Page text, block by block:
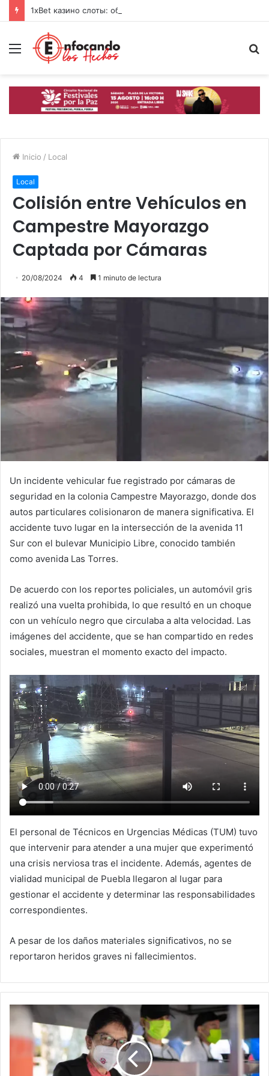
Menú
Inicio / Local
Local
Colisión entre Vehículos en
Campestre Mayorazgo
Captada por Cámaras
20/08/2024 4 1 minuto de lectura
Un incidente vehicular fue registrado por cámaras de
seguridad en la colonia Campestre Mayorazgo, donde dos
autos particulares colisionaron de manera significativa. El
accidente tuvo lugar en la intersección de la avenida 11
Sur con el bulevar Municipio Libre, conocido también
como avenida Las Torres.
De acuerdo con los reportes policiales, un automóvil gris
realizó una vuelta prohibida, lo que resultó en un choque
con un vehículo negro que circulaba a alta velocidad. Las
imágenes del accidente, que se han compartido en redes
sociales, muestran el momento exacto del impacto.
El personal de Técnicos en Urgencias Médicas (TUM) tuvo
que intervenir para atender a una mujer que experimentó
una crisis nerviosa tras el incidente. Además, agentes de
vialidad municipal de Puebla llegaron al lugar para
gestionar el accidente y determinar las responsabilidades
correspondientes.
A pesar de los daños materiales significativos, no se
reportaron heridos graves ni fallecimientos.